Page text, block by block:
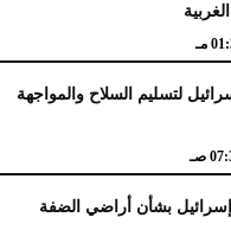
مـ
لتسليم السلاح والمواجهة
صـ
بشأن أراضي الضفة